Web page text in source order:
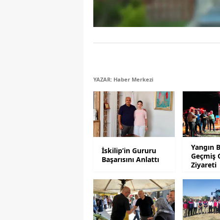
YAZAR: Haber Merkezi
İskilip’in Gururu
Başarısını Anlattı
Yangın
Geçmiş
Ziyareti